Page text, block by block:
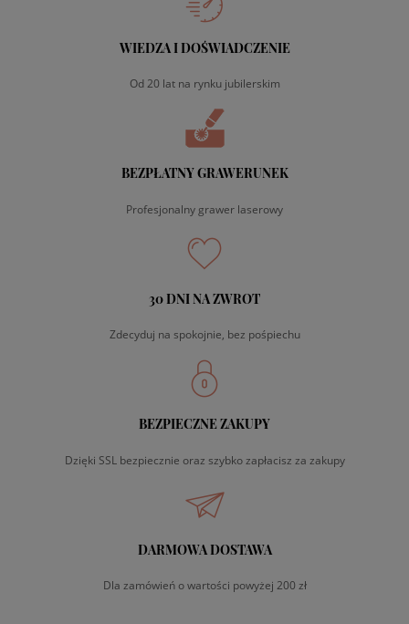
WIEDZA I DOŚWIADCZENIE
Od 20 lat na rynku jubilerskim
BEZPŁATNY GRAWERUNEK
Profesjonalny grawer laserowy
30 DNI NA ZWROT
Zdecyduj na spokojnie, bez pośpiechu
BEZPIECZNE ZAKUPY
Dzięki SSL bezpiecznie oraz szybko zapłacisz za zakupy
DARMOWA DOSTAWA
Dla zamówień o wartości powyżej 200 zł